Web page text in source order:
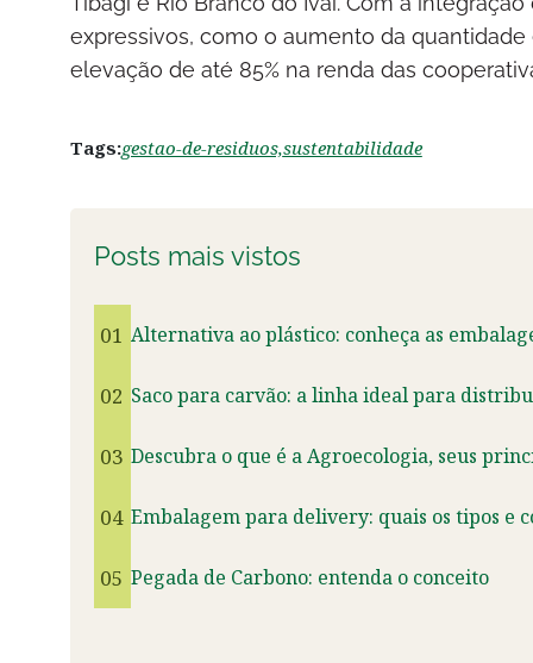
expressivos, como o aumento da
elevação de até 85% na renda das
Tags:gestao-de-residuos,sustentabilidade
Posts mais vistos
01 Alternativa ao plástico: conheça as
02 Saco para carvão: a linha ideal para
03 Descubra o que é a Agroecologia, seus
04 Embalagem para delivery: quais os tipos e
05 Pegada de Carbono: entenda o conceito